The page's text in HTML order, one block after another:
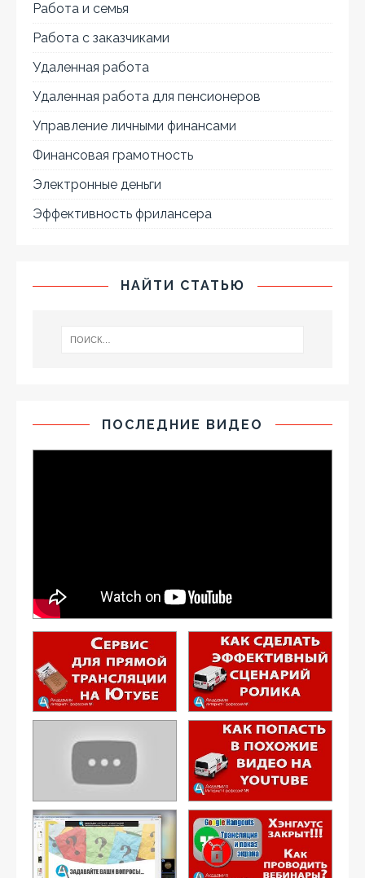
Работа и семья
Работа с заказчиками
Удаленная работа
Удаленная работа для пенсионеров
Управление личными финансами
Финансовая грамотность
Электронные деньги
Эффективность фрилансера
НАЙТИ СТАТЬЮ
ПОСЛЕДНИЕ ВИДЕО